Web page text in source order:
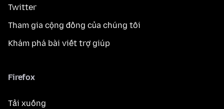
Twitter
Tham gia cộng đồng của chúng tôi
Khám phá bài viết trợ giúp
Firefox
Tải xuống